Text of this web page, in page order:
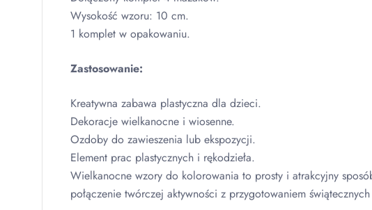
Wysokość wzoru: 10 cm.
1 komplet w opakowaniu.
Zastosowanie:
Kreatywna zabawa plastyczna dla dzieci.
Dekoracje wielkanocne i wiosenne.
Ozdoby do zawieszenia lub ekspozycji.
Element prac plastycznych i rękodzieła.
Wielkanocne wzory do kolorowania to prosty i atrakcyjny
połączenie twórczej aktywności z przygotowaniem